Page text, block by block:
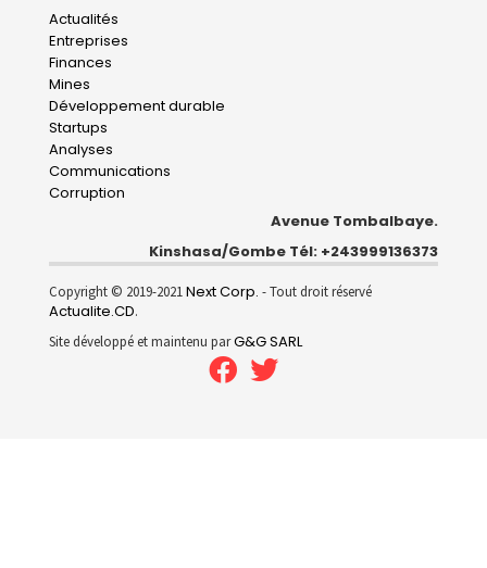
Main
navigation
Actualités
Entreprises
Finances
Mines
Développement durable
Startups
Analyses
Communications
Corruption
Avenue Tombalbaye.
Kinshasa/Gombe Tél: +243999136373
Copyright © 2019-2021Next Corp. - Tout droit réservé
Actualite.CD.
Site développé et maintenu parG&G SARL